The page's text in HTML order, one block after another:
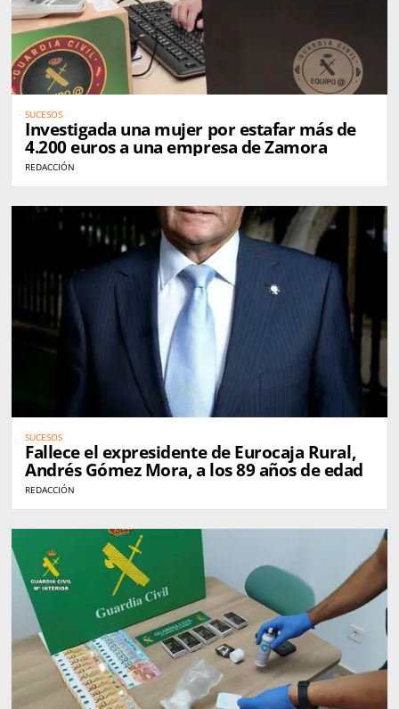
SUCESOS
Investigada una mujer por estafar más de
4.200 euros a una empresa de Zamora
REDACCIÓN
SUCESOS
Fallece el expresidente de Eurocaja Rural,
Andrés Gómez Mora, a los 89 años de edad
REDACCIÓN